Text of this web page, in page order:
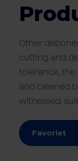
Other
cutting and
tolerance, the
and cleaned
witnessed,
Favoriet